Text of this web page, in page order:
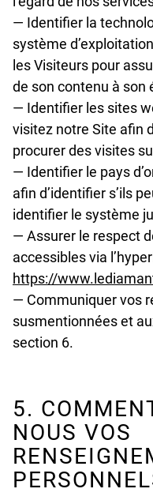
— Identifier la
système
les Visiteurs pour
de son contenu à son
— Identifier les sites
visitez notre Site afin
procurer des visites
— Identifier le pays
afin d’identifier s’ils
identifier le système
— Assurer le respect
accessibles via
https://
— Communiquer vos
susmentionnées et
section 6.
5.
NOUS VOS